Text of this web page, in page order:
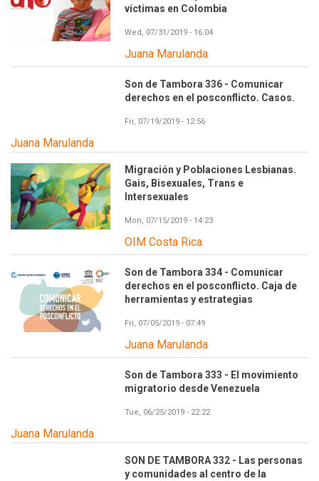
víctimas en Colombia
Wed, 07/31/2019 - 16:04
Juana Marulanda
Son de Tambora 336 - Comunicar
derechos en el posconflicto. Casos.
Fri, 07/19/2019 - 12:56
Juana Marulanda
Migración y Poblaciones Lesbianas.
Gais, Bisexuales, Trans e
Intersexuales
Mon, 07/15/2019 - 14:23
OIM Costa Rica
Son de Tambora 334 - Comunicar
derechos en el posconflicto. Caja de
herramientas y estrategias
Fri, 07/05/2019 - 07:49
Juana Marulanda
Son de Tambora 333 - El movimiento
migratorio desde Venezuela
Tue, 06/25/2019 - 22:22
Juana Marulanda
SON DE TAMBORA 332 - Las personas
y comunidades al centro de la